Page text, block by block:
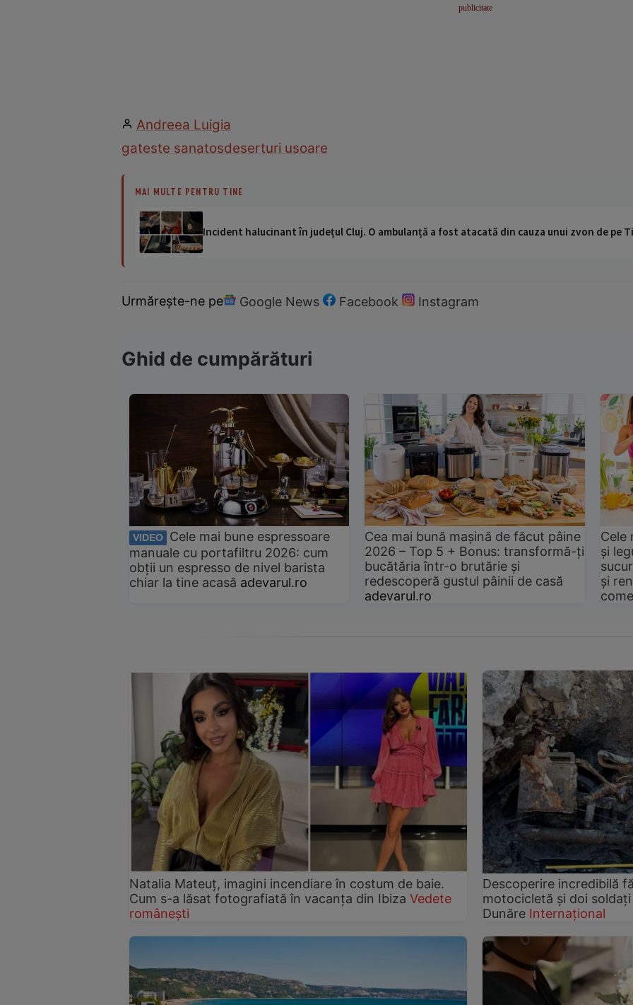
Andreea Luigia
gateste sanatosdeserturi usoare
MAI MULTE PENTRU TINE
Incident halucinant în județul Cluj. O ambulanță a fost atacată din cauza unui zvon de pe
Urmărește-ne pe Google News Facebook Instagram
Ghid de cumpărături
VIDEO
Cele mai bune espressoare
manuale cu portafiltru 2026: cum
obții un espresso de nivel barista
chiar la tine acasă adevarul.ro
Cea mai bună mașină de făcut pâine
2026 – Top 5 + Bonus: transformă-ți
bucătăria într-o brutărie și
redescoperă gustul pâinii de casă
adevarul.ro
Cele
și
și
Natalia Mateuț, imagini incendiare în costum de baie.
Cum s-a lăsat fotografiată în vacanța din Ibiza Vedete
românești
Descoperire incredibilă
motocicletă și doi
Dunăre Internațional